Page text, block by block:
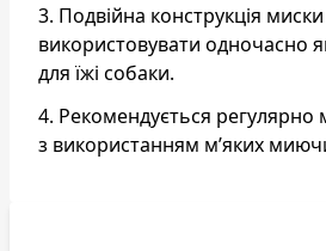
3. Подвійна конструкція
використовувати одночасно
для їжі собаки.
4. Рекомендується регулярно
з використанням м’яких